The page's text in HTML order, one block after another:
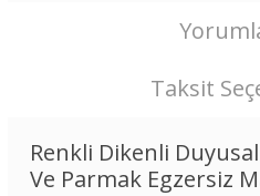
Taksit
Renkli Dikenli
Ve Parmak Egzersiz